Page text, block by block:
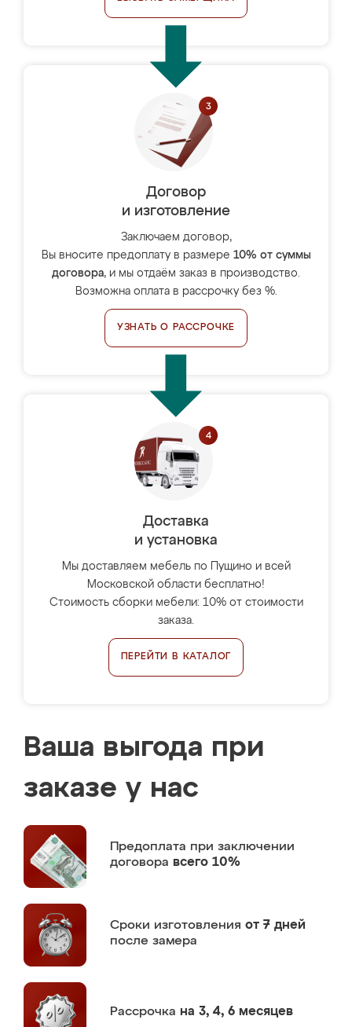
Договор
и изготовление
Заключаем договор,
Вы вносите предоплату в размере 10% от суммы
договора, и мы отдаём заказ в производство.
Возможна оплата в рассрочку без %.
УЗНАТЬ О РАССРОЧКЕ
Доставка
и установка
Мы доставляем мебель по Пущино и всей
Московской области бесплатно!
Стоимость сборки мебели: 10% от стоимости
заказа.
ПЕРЕЙТИ В КАТАЛОГ
Ваша выгода при
заказе у нас
Предоплата при заключении
договора всего 10%
Сроки изготовления от 7 дней
после замера
Рассрочка на 3, 4, 6 месяцев